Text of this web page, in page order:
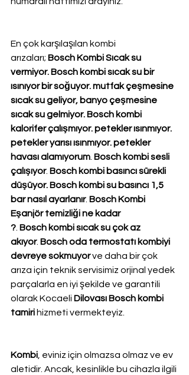
En çok karşılaşılan kombi
arızaları; Bosch Kombi Sıcak su
vermiyor. Bosch kombi sıcak su bir
ısınıyor bir soğuyor. mutfak çeşmesine
sıcak su geliyor, banyo çeşmesine
sıcak su gelmiyor. Bosch kombi
kalorifer çalışmıyor. petekler ısınmıyor.
petekler yarısı ısınmıyor. petekler
havası alamıyorum Bosch kombi sesli
çalışıyor. Bosch kombi basıncı sürekli
düşüyor. Bosch kombi su basıncı 1,5
bar nasıl ayarlanır. Bosch Kombi
Eşanjör temizliği ne kadar
? Bosch kombi sıcak su çok az
akıyor. Bosch oda termostatı kombiyi
devreye sokmuyor ve daha bir çok
arıza için teknik servisimiz orjinal yedek
parçalarla en iyi şekilde ve garantili
olarak Kocaeli Dilovası Bosch kombi
tamiri hizmeti vermekteyiz.
Kombi , eviniz için olmazsa olmaz ve ev
aletidir. Ancak, kesinlikle bu cihazla ilgili